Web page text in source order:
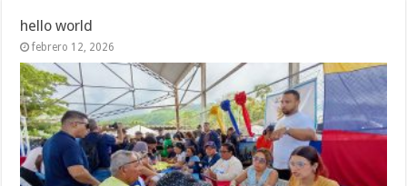
hello world
febrero 12, 2026